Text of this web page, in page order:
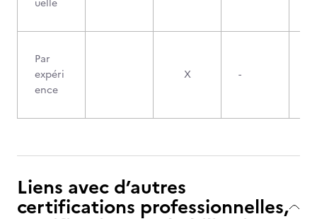
uelle
Par
expéri
ence
X -
Liens avec d’autres
certifications professionnelles,